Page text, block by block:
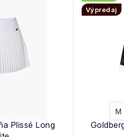
Plissé Long
Výpredaj
M